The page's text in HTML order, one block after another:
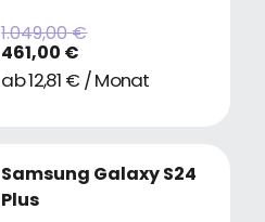
1.049,00 €
461,00 €
ab 12,81 € / Monat
Samsung Galaxy S24
Plus